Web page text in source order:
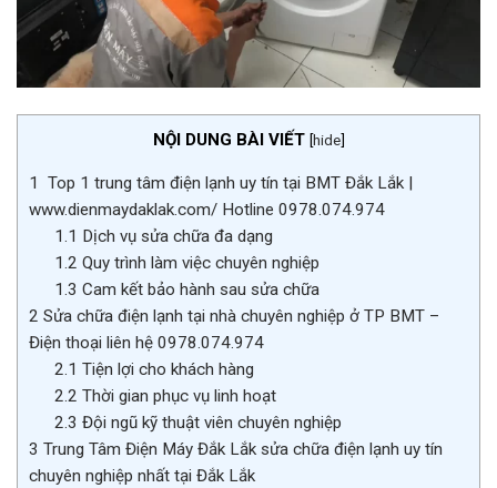
NỘI DUNG BÀI VIẾT [hide]
1
Top 1 trung tâm điện lạnh uy tín tại BMT Đắk Lắk |
www.dienmaydaklak.com/ Hotline 0978.074.974
1.1 Dịch vụ sửa chữa đa dạng
1.2 Quy trình làm việc chuyên nghiệp
1.3 Cam kết bảo hành sau sửa chữa
2 Sửa chữa điện lạnh tại nhà chuyên nghiệp ở TP BMT –
Điện thoại liên hệ 0978.074.974
2.1 Tiện lợi cho khách hàng
2.2 Thời gian phục vụ linh hoạt
2.3 Đội ngũ kỹ thuật viên chuyên nghiệp
3 Trung Tâm Điện Máy Đắk Lắk sửa chữa điện lạnh uy tín
chuyên nghiệp nhất tại Đắk Lắk